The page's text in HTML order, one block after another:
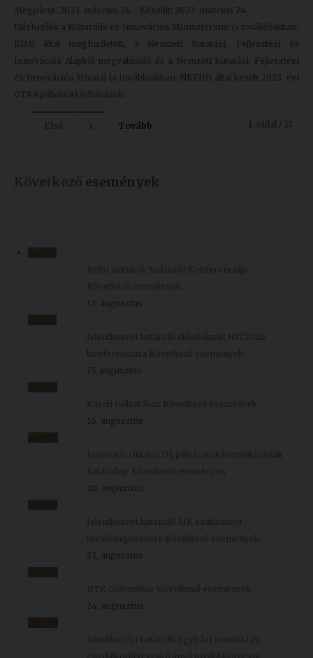
Megjelent: 2023. március 24.
Készült: 2023. március 24.
Elérhetőek a Kulturális és Innovációs Minisztérium (a továbbiakban:
KIM) által meghirdetett, a Nemzeti Kutatási, Fejlesztési és
Innovációs Alapból megvalósuló és a Nemzeti Kutatási, Fejlesztési
és Innovációs Hivatal (a továbbiakban: NKFIH) által kezelt 2023. évi
OTKA pályázati felhívások.
1. oldal / 17
Első 1 Tovább
Következő események
Reformátusok Szárszói Konferenciája
Következő események
13, augusztus
Jelentkezési határidő előadóknak HIT2026
konferenciára Következő események
15, augusztus
Károli Gólyatábor Következő események
16, augusztus
Innovatív Oktatói Díj pályázatok benyújtásának
határideje Következő események
20, augusztus
Jelentkezési határidő ÁJK szakirányú
továbbképzésekre Következő események
23, augusztus
HTK Gólyatábor Következő események
24, augusztus
Jelentkezési határidő Egyházi vezetési és